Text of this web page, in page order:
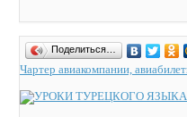
Поделиться…
Чартер авиакомпании,